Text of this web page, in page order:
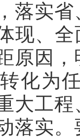
落实
现、
原因
化为
大工
落实